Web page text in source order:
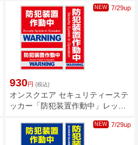
NEW 7/29up
930円 (税込)
オンスクエア セキュリティーステ
ッカー「防犯装置作動中」レッド
NEW 7/29up